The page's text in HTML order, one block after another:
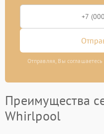
Отправляя, Вы
Преимущества
Whirlpool